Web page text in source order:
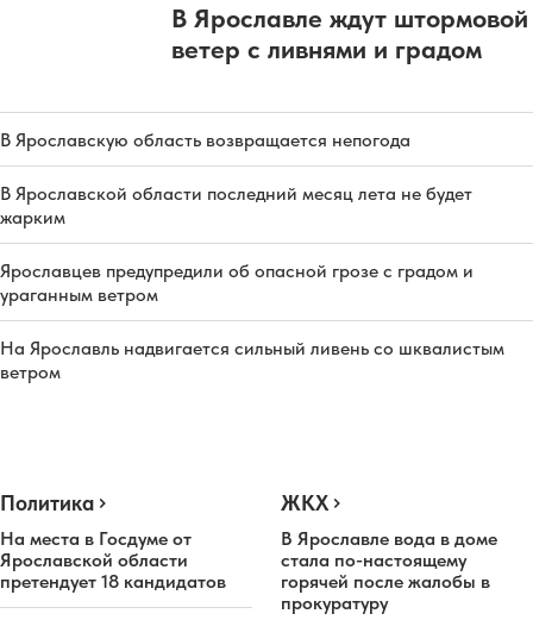
В Ярославле ждут штормовой
ветер с ливнями и градом
В Ярославскую область возвращается непогода
В Ярославской области последний месяц лета не будет
жарким
Ярославцев предупредили об опасной грозе с градом и
ураганным ветром
На Ярославль надвигается сильный ливень со шквалистым
ветром
Политика
На места в Госдуме от
Ярославской области
претендует 18 кандидатов
ЖКХ
В Ярославле вода в доме
стала по-настоящему
горячей после жалобы в
прокуратуру